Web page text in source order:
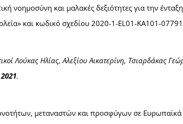
νοημοσύνη και μαλακές δεξιότητες για την
και κωδικό σχεδίου 2020-1-EL01-KA101-
Λούκας Ηλίας, Αλεξίου Αικατερίνη, Τσιαρδάκας
.
μεταναστών και προσφύγων σε Ευρωπαϊκά